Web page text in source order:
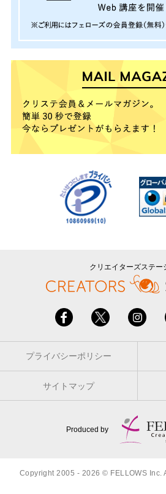
クリエイターズステー
プライバシーポリシー
サイトマップ
Produced by
Copyright 2005 - 2026 © FELLOWS Inc.